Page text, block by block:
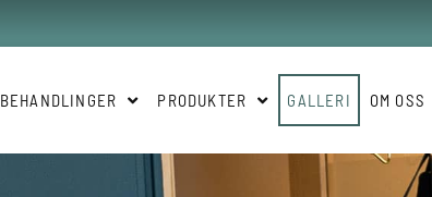
BEHANDLINGER PRODUKTER GALLERI OM OSS